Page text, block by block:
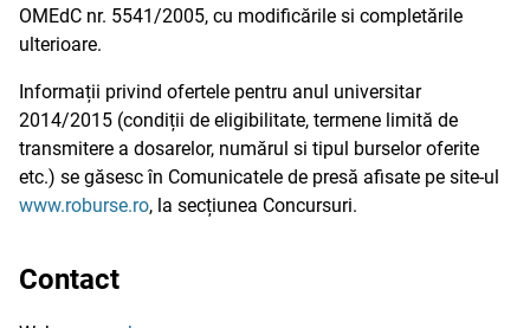
OMEdC nr. 5541/2005, cu modificările si completările
ulterioare.
Informații privind ofertele pentru anul universitar
2014/2015 (condiții de eligibilitate, termene limită de
transmitere a dosarelor, numărul si tipul burselor oferite
etc.) se găsesc în Comunicatele de presă afisate pe site-ul
www.roburse.ro, la secțiunea Concursuri.
Contact